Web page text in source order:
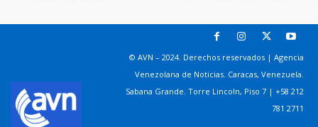
© AVN – 2024. Derechos reservados | Agencia
Venezolana de Noticias. Caracas, Venezuela.
Sabana Grande. Torre Lincoln, Piso 7 | +58 212
781 2711